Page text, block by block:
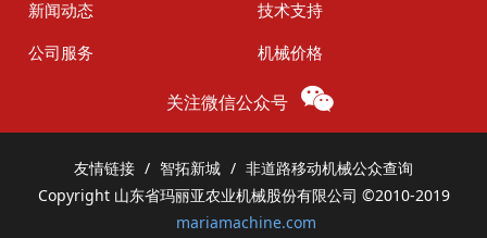
新闻动态
技术支持
公司服务
机械价格
关注微信公众号
友情链接 智拓新城
非道路移动机械公众查询
Copyright 山东省玛丽亚农业机械股份有限公司 ©2010-2019
mariamachine.com